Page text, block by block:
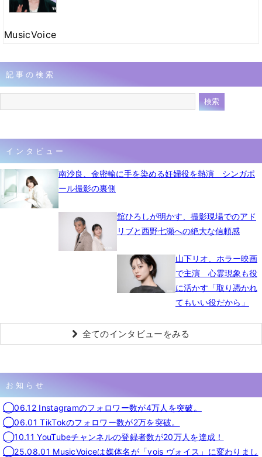
MusicVoice
記事の検索
インタビュー
南沙良、金密輸に手を染める妊婦役を熱演 シンガポ
ール撮影の裏側
舘ひろしが明かす、撮影現場でのアド
リブと西野七瀬への絶大な信頼感
山下リオ、ホラー映画
で主演 心霊現象も役
に活かす「取り憑かれ
てもいい役だから」
全てのインタビューをみる
お知らせ
◯06.12 Instagramのフォロワー数が4万人を突破。
◯06.01 TikTokのフォロワー数が2万を突破。
◯10.11 YouTubeチャンネルの登録者数が20万人を達成！
◯25.08.01 MusicVoiceは媒体名が「vois ヴォイス」に変わりまし